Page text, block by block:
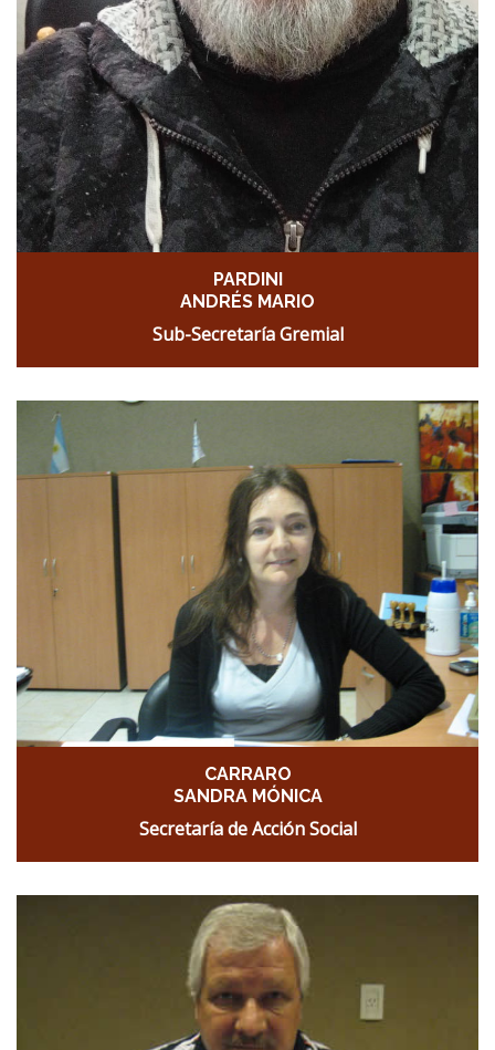
PARDINI
ANDRÉS MARIO
Sub-Secretaría Gremial
CARRARO
SANDRA MÓNICA
Secretaría de Acción Social